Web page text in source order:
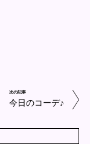
次の記事
今日のコーデ♪